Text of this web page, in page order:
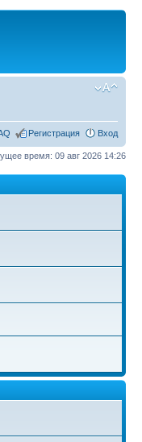
Регистрация Вход
время: 09 авг 2026 14:26